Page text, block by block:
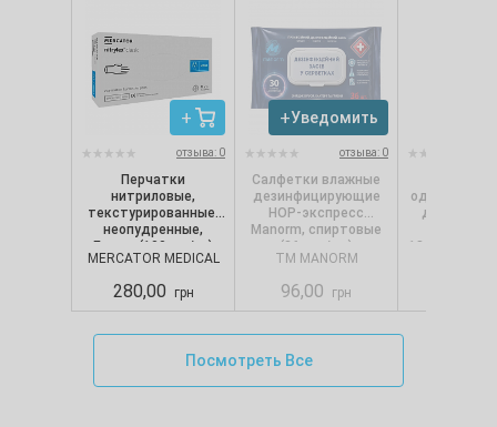
отзыва: 0
Перчатки
нитриловые,
текстурированные,
неопудренные,
Белые (100 шт/уп)
Nitrylex CLASSIC,
MERCATOR MEDICAL
280,00 грн
Уведомить
отзыва: 0
Салфетки влажные
дезинфицирующие
НОР-экспресс
Manorm, спиртовые
(36 шт./уп.)
TM MANORM
96,00 грн
для
18х24 см
Посмотреть Все